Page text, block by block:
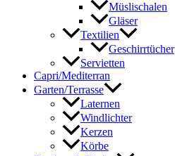
Müslischalen
Gläser
Textilien
Geschirrtücher
Servietten
Capri/Mediterran
Garten/Terrasse
Laternen
Windlichter
Kerzen
Körbe